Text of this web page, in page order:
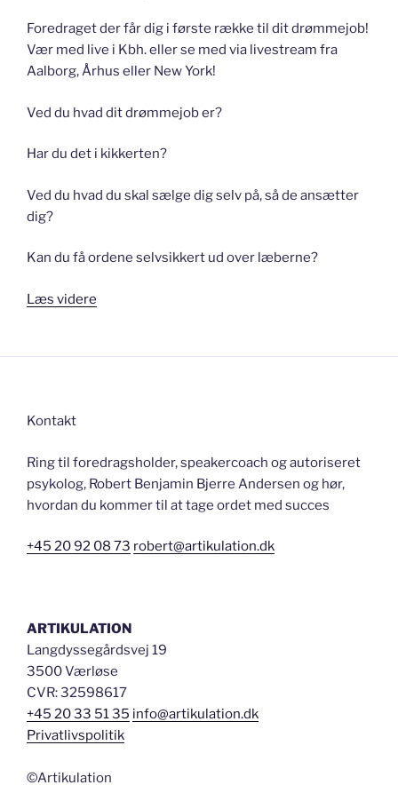
Foredraget der får dig i første række til dit drømmejob!
Vær med live i Kbh. eller se med via livestream fra
Aalborg, Århus eller New York!
Ved du hvad dit drømmejob er?
Har du det i kikkerten?
Ved du hvad du skal sælge dig selv på, så de ansætter
dig?
Kan du få ordene selvsikkert ud over læberne?
Læs videre
nu!”
Kontakt
Ring til foredragsholder, speakercoach og autoriseret
psykolog, Robert Benjamin Bjerre Andersen og hør,
hvordan du kommer til at tage ordet med succes
+45 20 92 08 73 robert@artikulation.dk
ARTIKULATION
Langdyssegårdsvej 19
3500 Værløse
CVR: 32598617
+45 20 33 51 35 info@artikulation.dk
Privatlivspolitik
©Artikulation